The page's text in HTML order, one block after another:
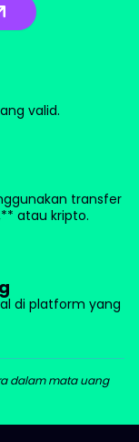
valid.
transfer
atau kripto.
di platform yang
dalam mata uang